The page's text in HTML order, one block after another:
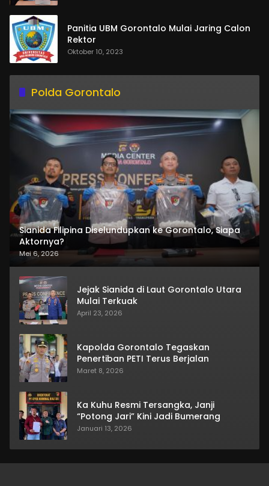
Panitia UBM Gorontalo Mulai Jaring Calon
Rektor
Oktober 10, 2023
Polda Gorontalo
Sianida Filipina Diselundupkan ke Gorontalo, Siapa
Aktornya?
Mei 6, 2026
Jejak Sianida di Laut Gorontalo Utara
Mulai Terkuak
April 23, 2026
Kapolda Gorontalo Tegaskan
Penertiban PETI Terus Berjalan
Maret 8, 2026
Ka Kuhu Resmi Tersangka, Janji
“Potong Jari” Kini Jadi Bumerang
Januari 13, 2026